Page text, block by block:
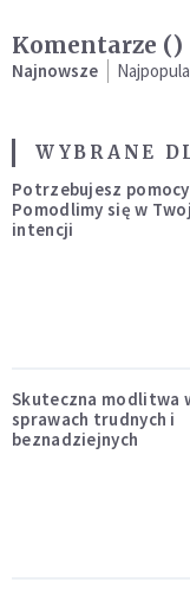
Komentarze ()
Najnowsze
WYBRANE
Potrzebujesz
Pomodlimy się w
intencji
Skuteczna modlitwa
sprawach trudnych i
beznadziejnych